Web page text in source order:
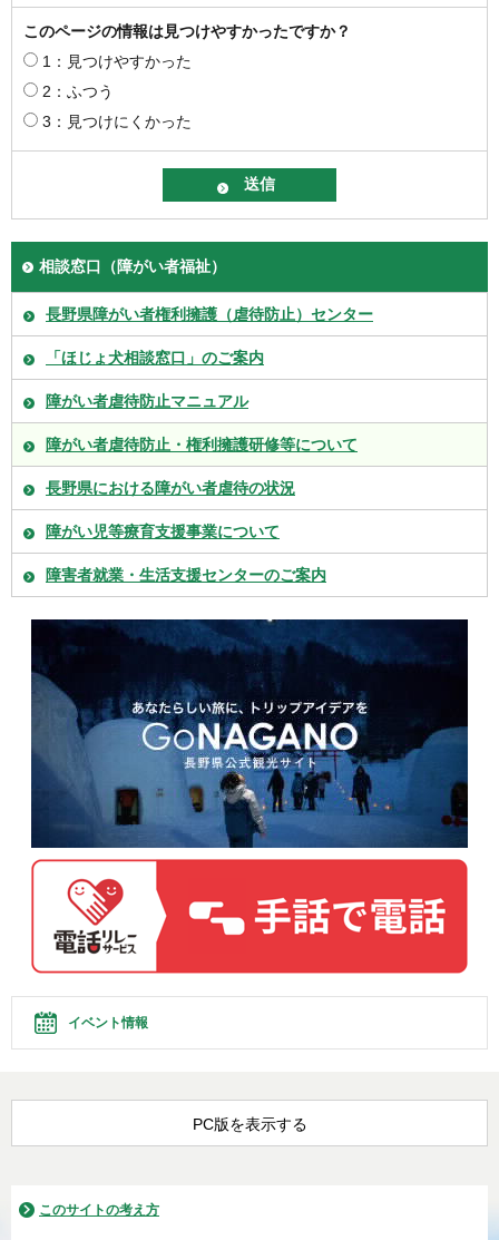
このページの情報は見つけやすかったですか？
1：見つけやすかった
2：ふつう
3：見つけにくかった
相談窓口（障がい者福祉）
長野県障がい者権利擁護（虐待防止）センター
「ほじょ犬相談窓口」のご案内
障がい者虐待防止マニュアル
障がい者虐待防止・権利擁護研修等について
長野県における障がい者虐待の状況
障がい児等療育支援事業について
障害者就業・生活支援センターのご案内
イベント情報
PC版を表示する
このサイトの考え方